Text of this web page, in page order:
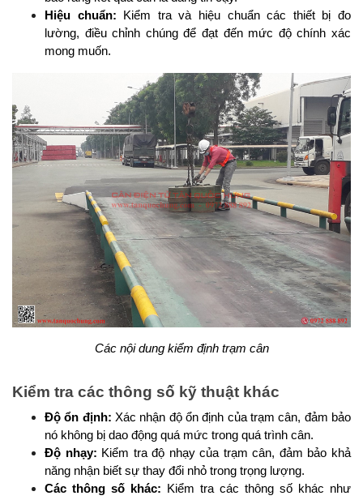
Hiệu chuẩn:
Kiểm tra và hiệu chuẩn các thiết bị đo
lường, điều chỉnh chúng để đạt đến mức độ chính xác
mong muốn.
Các nội dung kiểm định trạm cân
Kiểm tra các thông số kỹ thuật khác
Độ ổn định: Xác nhận độ ổn định của trạm cân, đảm bảo
nó không bị dao động quá mức trong quá trình cân.
Độ nhạy: Kiểm tra độ nhạy của trạm cân, đảm bảo khả
năng nhận biết sự thay đổi nhỏ trong trọng lượng.
Các thông số khác: Kiểm tra các thông số khác như